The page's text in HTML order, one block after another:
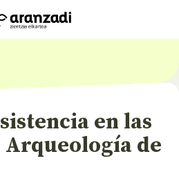
en las
Arqueología de